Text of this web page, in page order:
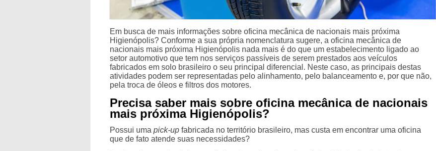
Em busca de mais informações sobre oficina mecânica de nacionais mais próxima
Higienópolis? Conforme a sua própria nomenclatura sugere, a oficina mecânica de
nacionais mais próxima Higienópolis nada mais é do que um estabelecimento ligado ao
setor automotivo que tem nos serviços passíveis de serem prestados aos veículos
fabricados em solo brasileiro o seu principal diferencial. Neste caso, as principais destas
atividades podem ser representadas pelo alinhamento, pelo balanceamento e, por que não,
pela troca de óleos e filtros dos motores.
Precisa saber mais sobre oficina mecânica de nacionais
mais próxima Higienópolis?
Possui umapick-up fabricada no território brasileiro, mas custa em encontrar uma oficina
que de fato atende suas necessidades?